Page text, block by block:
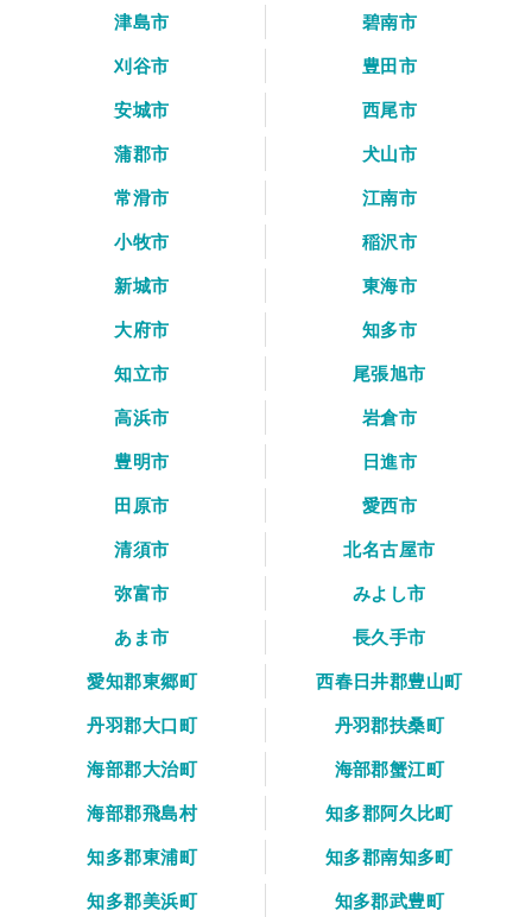
津島市
碧南市
刈谷市
豊田市
安城市
西尾市
蒲郡市
犬山市
常滑市
江南市
小牧市
稲沢市
新城市
東海市
大府市
知多市
知立市
尾張旭市
高浜市
岩倉市
豊明市
日進市
田原市
愛西市
清須市
北名古屋市
弥富市
みよし市
あま市
長久手市
愛知郡東郷町
西春日井郡豊山町
丹羽郡大口町
丹羽郡扶桑町
海部郡大治町
海部郡蟹江町
海部郡飛島村
知多郡阿久比町
知多郡東浦町
知多郡南知多町
知多郡美浜町
知多郡武豊町